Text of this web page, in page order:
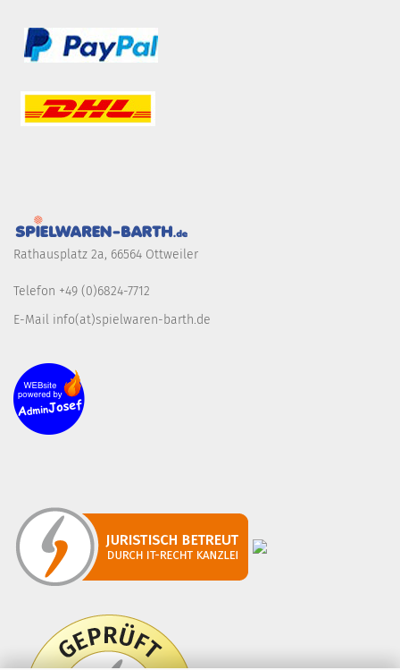
Rathausplatz 2a, 66564 Ottweiler
Telefon +49 (0)6824-7712
E-Mail info(at)spielwaren-barth.de